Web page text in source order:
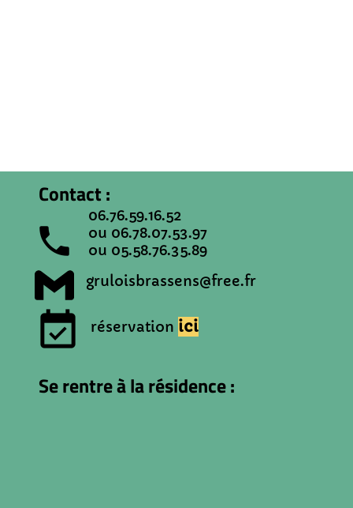
Se rentre à la résidence :
Contact :
06.76.59.16.52
ou 06.78.07.53.97
ou 05.58.76.35.89
local_phone
gruloisbrassens@free.fr
event_available réservation ici